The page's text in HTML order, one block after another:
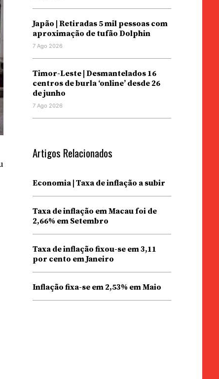
Japão | Retiradas 5 mil pessoas com
aproximação de tufão Dolphin
7 Ago 2026
Timor-Leste | Desmantelados 16
centros de burla ‘online’ desde 26
de junho
7 Ago 2026
Artigos Relacionados
Economia | Taxa de inflação a subir
Taxa de inflação em Macau foi de
2,66% em Setembro
Taxa de inflação fixou-se em 3,11
por cento em Janeiro
Inflação fixa-se em 2,53% em Maio